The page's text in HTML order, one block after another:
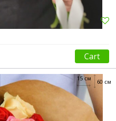
Cart
60 см
15 см